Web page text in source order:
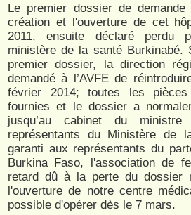
Le premier dossier de
création et l'ouverture de cet
2011, ensuite déclaré perdu
ministère de la santé Burkinabé.
premier dossier, la direction
demandé à l’AVFE de
février 2014; toutes les
fournies et le dossier a
jusqu’au cabinet du
représentants du Ministère de
garanti aux représentants du
Burkina Faso, l'association de
retard dû à la perte du dossier
l'ouverture de notre centre
possible d'opérer dès le 7 mars.